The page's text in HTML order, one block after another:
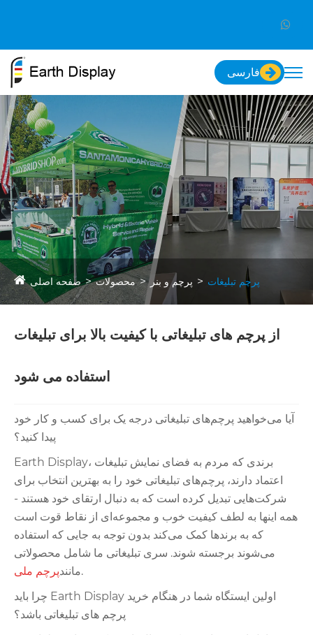
فارسی
صفحه اصلی محصولات پرچم و بنر پرچم تبلیغات
از پرچم های تبلیغاتی با کیفیت بالا برای تبلیغات
استفاده می شود
آیا می‌خواهید پرچم‌های تبلیغاتی درجه یک برای کسب و کار خود
پیدا کنید؟
Earth Display، برندی که مردم به فضای نمایش تبلیغات
اعتماد دارند، پرچم‌های تبلیغاتی خود را به بهترین انتخاب برای
شرکت‌هایی تبدیل کرده است که به دنبال ارتقای خود هستند -
همه اینها به لطف کیفیت خوب و مجموعه‌ای از نقاط قوت است
که به برندها کمک می‌کند بدون توجه به جایی که استفاده
می‌شوند برجسته شوند. سری تبلیغاتی ما شامل محصولاتی
مانندپرچم ملی
.
چرا باید Earth Display اولین ایستگاه شما در هنگام خرید
پرچم های تبلیغاتی باشد؟